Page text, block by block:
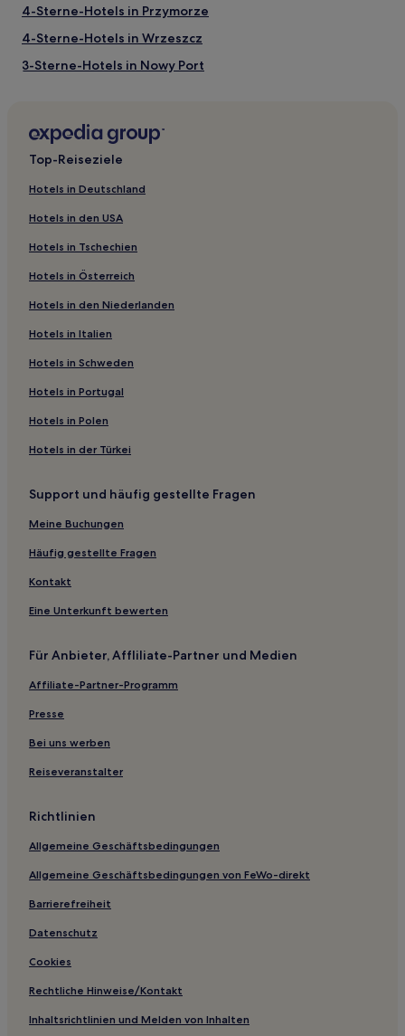
Aktivitäten nahe Droga Królewska (Königstrasse)
Długi Targ (Langer Markt)
Historisches Museum Danzig
4-Sterne-Hotels in Przymorze
4-Sterne-Hotels in Wrzeszcz
3-Sterne-Hotels in Nowy Port
5-Sterne-Hotels in Stogi Beach
5-Sterne-Hotels in Długi Targ
4-Sterne-Hotels in Długi Targ
5-Sterne-Hotels in Langgasse
2-Sterne-Hotels in Monte-Cassino-Straße
Familien in Danzig
Haustierfreundliche nahe Ulica Świętojańska
Günstige nahe Ulica Świętojańska
Hotels mit Parkplatz nahe Langgasse
Günstige in Przymorze
Familien in Sopot
Günstige in Brzeźno
Hotels mit Küchenzeile in Brzeźno
Haustierfreundliche in Brzeźno
Günstige nahe Monte-Cassino-Straße
Hotels mit Parkplatz in Dolny Sopot
Haustierfreundliche in Dolny Sopot
Familien in Dolny Sopot
Hotels mit Wellnessbereich in Dolny Sopot
Hotels mit Fitnessbereich in Wrzeszcz
Haustierfreundliche nahe Długi Targ
Familien nahe Długi Targ
Haustierfreundliche in Karlikowo
Hotels mit Wellnessbereich in Karlikowo
Hotels mit Parkplatz in Oliwa
Günstige nahe Westerplatte
Hotels mit Parkplatz nahe Westerplatte
Luxus nahe Westerplatte
Top-Reiseziele
Hotels in Deutschland
Hotels in den USA
Hotels in Tschechien
Hotels in Österreich
Hotels in den Niederlanden
Hotels in Italien
Hotels in Schweden
Hotels in Portugal
Hotels in Polen
Hotels in der Türkei
Support und häufig gestellte Fragen
Meine Buchungen
Häufig gestellte Fragen
Kontakt
Eine Unterkunft bewerten
Für Anbieter, Affliliate-Partner und Medien
Affiliate-Partner-Programm
Presse
Bei uns werben
Reiseveranstalter
Richtlinien
Allgemeine Geschäftsbedingungen
Allgemeine Geschäftsbedingungen von FeWo-direkt
Barrierefreiheit
Datenschutz
Cookies
Rechtliche Hinweise/Kontakt
Inhaltsrichtlinien und Melden von Inhalten